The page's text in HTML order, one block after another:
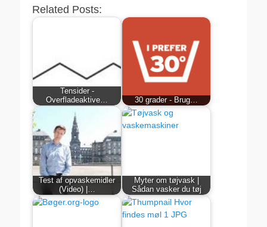
Related Posts:
Tensider -
Overfladeaktive…
30 grader - Brug…
Test af opvaskemidler
(Video) |…
Myter om tøjvask |
Sådan vasker du tøj